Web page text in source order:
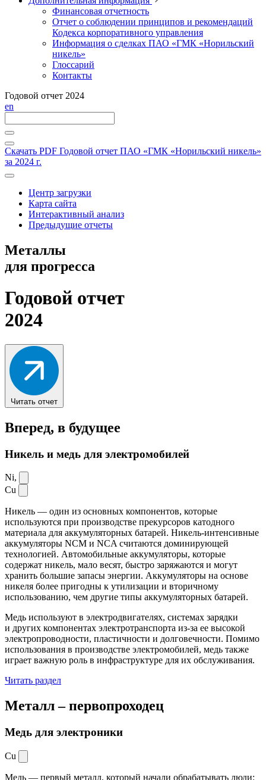
Финансовая отчетность
Отчет о соблюдении принципов и рекомендаций
Кодекса корпоративного управления
Информация о сделках ПАО «ГМК «Норильский
никель»
Глоссарий
Контакты
Годовой отчет 2024
en
Скачать PDF Годовой отчет ПАО «ГМК «Норильский никель»
за 2024 г.
Центр загрузки
Карта сайта
Интерактивный анализ
Предыдущие отчеты
Металлы
для прогресса
Годовой отчет
2024
Читать отчет
Вперед, в будущее
Никель и медь для электромобилей
Ni,
Cu
Никель — один из основных компонентов, которые
используются при производстве прекурсоров катодного
материала для аккумуляторных батарей. Никель-интенсивные
аккумуляторы NCM и NCA считаются доминирующей
технологией. Автомобильные аккумуляторы, которые
содержат никель, мало весят, быстро заряжаются и могут
хранить большие запасы энергии. Аккумуляторы на основе
никеля более пригодны к утилизации и вторичному
использованию, чем другие типы аккумуляторных батарей.
Медь используют в электродвигателях, системах зарядки
и других компонентах электротранспорта из-за ее высокой
электропроводности, пластичности и долговечности. Помимо
использования в производстве электромобилей, медь также
играет важную роль в инфраструктуре для их обслуживания.
Читать раздел
Металл –первопроходец
Медь для электроники
Cu
Медь — первый металл, который начали обрабатывать люди: